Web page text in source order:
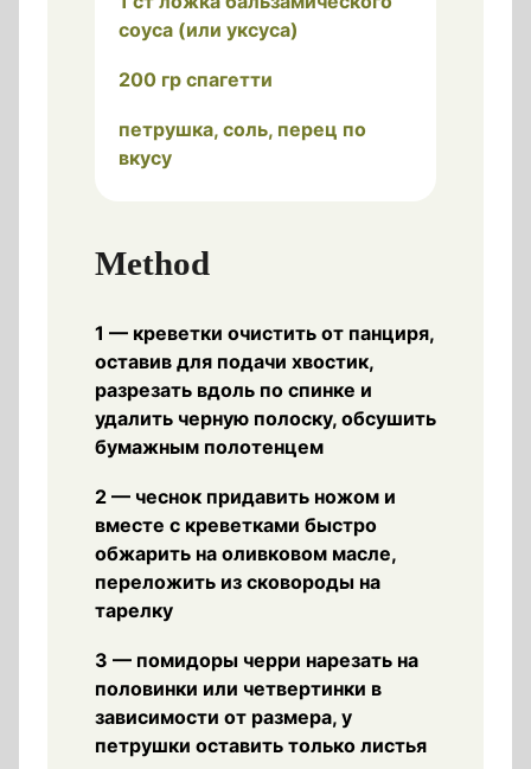
соуса (или уксуса)
200 гр спагетти
петрушка, соль, перец по
вкусу
Method
1 — креветки очистить от панциря,
оставив для подачи хвостик,
разрезать вдоль по спинке и
удалить черную полоску, обсушить
бумажным полотенцем
2 — чеснок придавить ножом и
вместе с креветками быстро
обжарить на оливковом масле,
переложить из сковороды на
тарелку
3 — помидоры черри нарезать на
половинки или четвертинки в
зависимости от размера, у
петрушки оставить только листья